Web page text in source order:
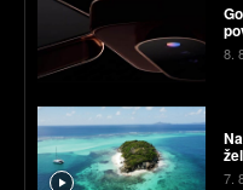
8.
7.